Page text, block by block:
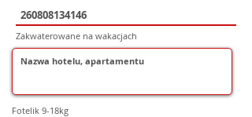
Zakwaterowane na wakacjach
Fotelik 9-18kg